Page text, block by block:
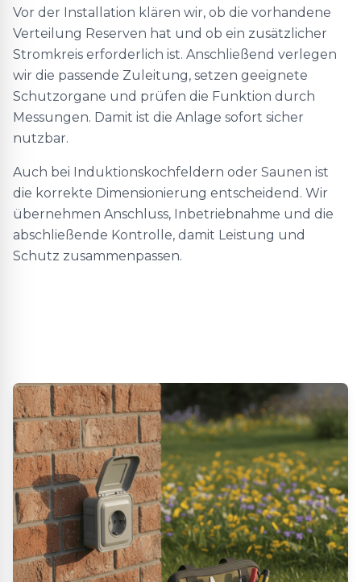
Vor der Installation klären wir, ob die vorhandene
Verteilung Reserven hat und ob ein zusätzlicher
Stromkreis erforderlich ist. Anschließend verlegen
wir die passende Zuleitung, setzen geeignete
Schutzorgane und prüfen die Funktion durch
Messungen. Damit ist die Anlage sofort sicher
nutzbar.
Auch bei Induktionskochfeldern oder Saunen ist
die korrekte Dimensionierung entscheidend. Wir
übernehmen Anschluss, Inbetriebnahme und die
abschließende Kontrolle, damit Leistung und
Schutz zusammenpassen.